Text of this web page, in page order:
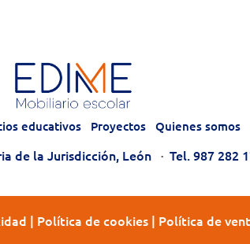
educativos Proyectos Quienes somos
de la Jurisdicción, León· Tel. 987 282
| Política de cookies| Política de